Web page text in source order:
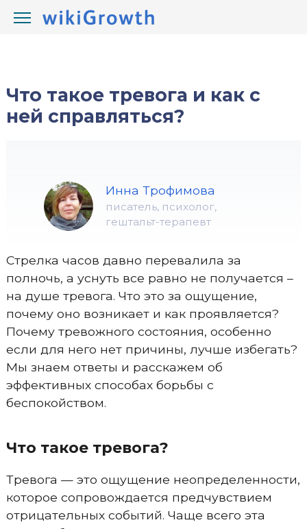
wikiGrowth.com / Психология
Что такое тревога и как с
ней справляться?
Инна Трофимова
писатель, психолог,
гештальт-терапевт
Стрелка часов давно перевалила за
полночь, а уснуть все равно не получается –
на душе тревога. Что это за ощущение,
почему оно возникает и как проявляется?
Почему тревожного состояния, особенно
если для него нет причины, лучше избегать?
Мы знаем ответы и расскажем об
эффективных способах борьбы с
беспокойством.
Что такое тревога?
Тревога — это ощущение неопределенности,
которое сопровождается предчувствием
отрицательных событий. Чаще всего эта